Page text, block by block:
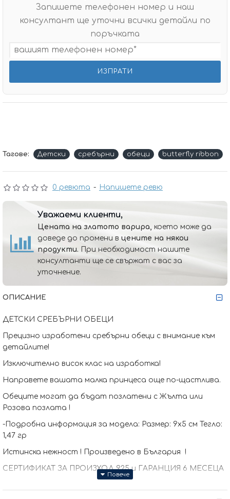
0 ревюта - Напишете ревю
Запишете телефонен номер и наш
консултант ще уточни всички детайли по
поръчката
Тагове: Детски сребърни обеци butterfly ribbon
Уважаеми клиенти,
Цената на златото варира, което може да
доведе до промени в цените на някои
продукти. При необходимост нашите
консултанти ще се свържат с вас за
уточнение.
ОПИСАНИЕ
ДЕТСКИ СРЕБЪРНИ ОБЕЦИ
Прецизно изработени сребърни обеци с внимание към
детайлите!
Изключително висок клас на изработка!
Направете вашата малка принцеса още по-щастлива.
Обеците могат да бъдат позлатени с Жълта или
Розова позлата !
-Подробна информация за модела: Размер: 9х5 см Тегло:
1,47 гр
Истинска нежност ! Произведено в България !
СЕРТИФИКАТ ЗА ПРОИЗХОД 925 и ГАРАНЦИЯ 6 МЕСЕЦА